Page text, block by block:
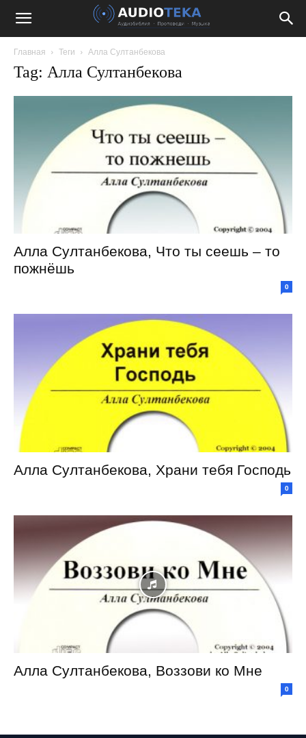
Главная Теги Алла Султанбекова
Tag: Алла Султанбекова
Алла Султанбекова, Что ты сеешь – то
пожнёшь
0
Алла Султанбекова, Храни тебя Господь
0
Алла Султанбекова, Воззови ко Мне
0